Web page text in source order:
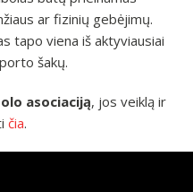
ar fizinių gebėjimų.
tapo viena iš aktyviausiai
šakų.
asociaciją, jos veiklą ir
čia.